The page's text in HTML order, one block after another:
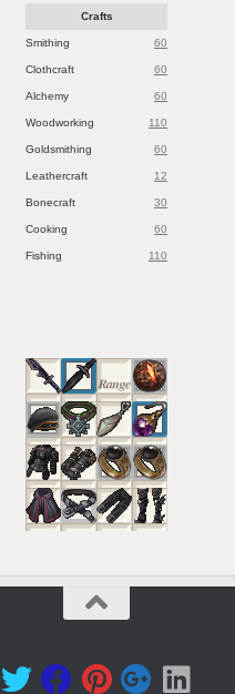
Crafts
Smithing 60
Clothcraft 60
Alchemy 60
Woodworking 110
Goldsmithing 60
Leathercraft 12
Bonecraft 30
Cooking 60
Fishing 110